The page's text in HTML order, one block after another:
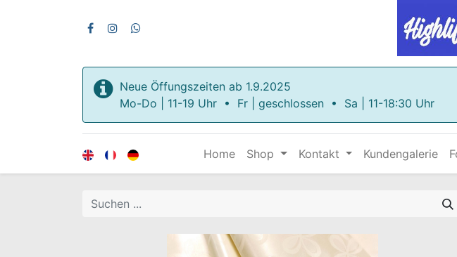
Neue Öffungszeiten ab 1.9.2025
Mo-Do | 11-19 Uhr • Fr | geschlossen • Sa | 11-18:30 Uhr
Home Shop Kontakt Kundengalerie